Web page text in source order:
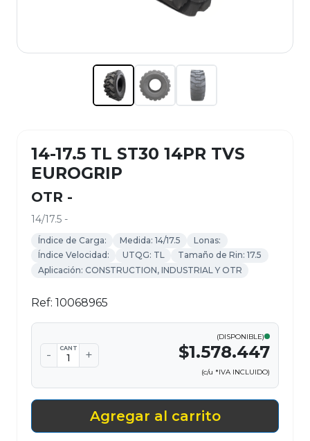
14-17.5 TL ST30 14PR TVS
EUROGRIP
OTR -
14/17.5 -
Índice de Carga: Medida: 14/17.5
Lonas:
Índice Velocidad:
UTQG: TL
Tamaño de Rin: 17.5
Aplicación: CONSTRUCTION, INDUSTRIAL Y OTR
Ref: 10068965
- CANT +
(DISPONIBLE)
$1.578.447
(c/u *IVA INCLUIDO)
Agregar al carrito